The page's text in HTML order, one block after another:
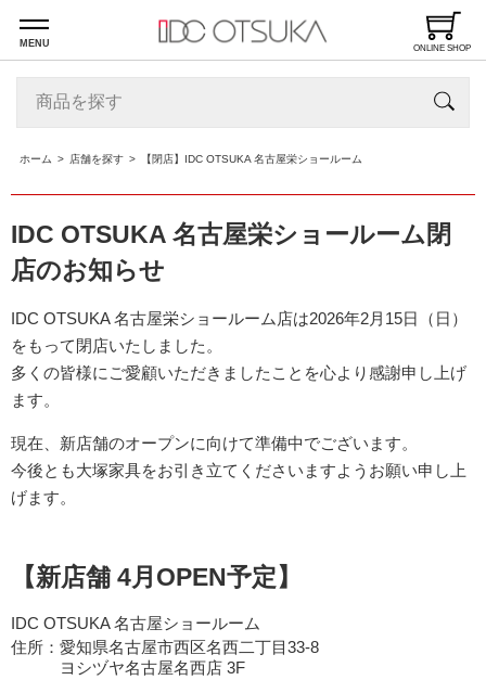
MENU ONLINE SHOP
ホーム 店舗を探す 【閉店】IDC OTSUKA 名古屋栄ショールーム
IDC OTSUKA 名古屋栄ショールーム閉
店のお知らせ
IDC OTSUKA 名古屋栄ショールーム店は2026年2月15日（日）
をもって閉店いたしました。
多くの皆様にご愛顧いただきましたことを心より感謝申し上げ
ます。
現在、新店舗のオープンに向けて準備中でございます。
今後とも大塚家具をお引き立てくださいますようお願い申し上
げます。
【新店舗 4月OPEN予定】
IDC OTSUKA 名古屋ショールーム
住所：愛知県名古屋市西区名西二丁目33-8
ヨシヅヤ名古屋名西店 3F